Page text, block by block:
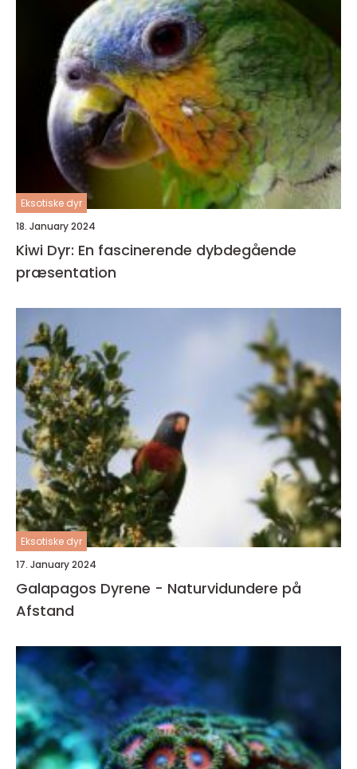
Eksotiske dyr
18. January 2024
Kiwi Dyr: En fascinerende dybdegående
præsentation
Eksotiske dyr
17. January 2024
Galapagos Dyrene - Naturvidundere på
Afstand